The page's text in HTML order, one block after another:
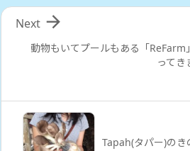
動物もいてプールもある「ReFarm
ってき

Next
Tapah(タパー)のき